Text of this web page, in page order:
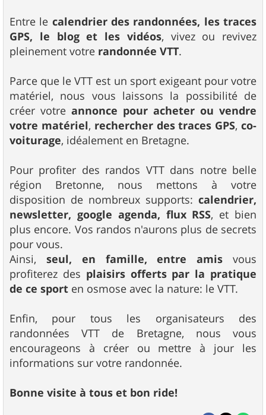
Entre le calendrier des randonnées, les traces
GPS, le blog et les vidéos, vivez ou revivez
pleinement votre randonnée VTT.
Parce que le VTT est un sport exigeant pour votre
matériel, nous vous laissons la possibilité de
créer votre annonce pour acheter ou vendre
votre matériel, rechercher des traces GPS,co-
voiturage, idéalement en Bretagne.
Pour profiter des randos VTT dans notre belle
région Bretonne, nous mettons à votre
disposition de nombreux supports: calendrier,
newsletter, google agenda, flux RSS, et bien
plus encore. Vos randos n'aurons plus de secrets
pour vous.
Ainsi, seul, en famille, entre amis vous
profiterez des plaisirs offerts par la pratique
de ce sport en osmose avec la nature: le VTT.
Enfin, pour tous les organisateurs des
randonnées VTT de Bretagne, nous vous
encourageons à créer ou mettre à jour les
informations sur votre randonnée.
Bonne visite à tous et bon ride!